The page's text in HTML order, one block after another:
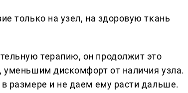
только на узел, на здоровую ткань
терапию, он продолжит это
дискомфорт от наличия узла.
размере и не даем ему расти дальше.